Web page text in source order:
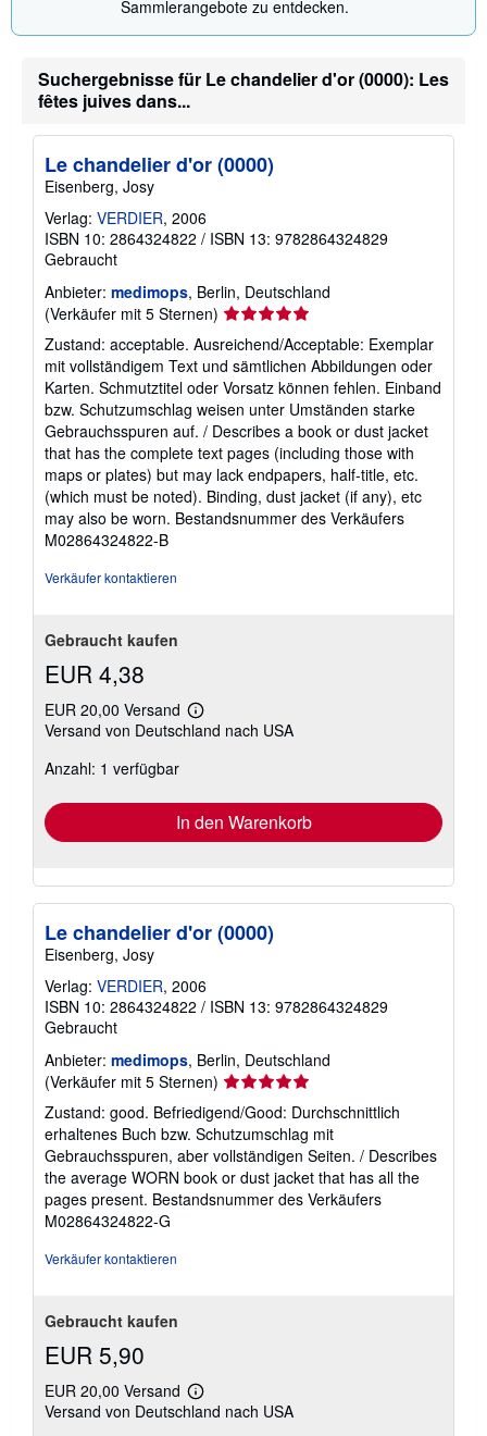
Sammlerangebote zu entdecken.
Suchergebnisse für Le chandelier d'or (0000): Les
fêtes juives dans...
Le chandelier d'or (0000)
Eisenberg, Josy
Verlag: VERDIER, 2006
ISBN 10: 2864324822 / ISBN 13: 9782864324829
Gebraucht
Anbieter: medimops, Berlin, Deutschland
(Verkäufer mit 5 Sternen) Verkäuferbewertung
von
5
Sternen
Zustand: acceptable. Ausreichend/Acceptable: Exemplar
mit vollständigem Text und sämtlichen Abbildungen oder
Karten. Schmutztitel oder Vorsatz können fehlen. Einband
bzw. Schutzumschlag weisen unter Umständen starke
Gebrauchsspuren auf. / Describes a book or dust jacket
that has the complete text pages (including those with
maps or plates) but may lack endpapers, half-title, etc.
(which must be noted). Binding, dust jacket (if any), etc
may also be worn. Bestandsnummer des Verkäufers
M02864324822-B
Verkäufer kontaktieren
Gebraucht kaufen
EUR 4,38
EUR 20,00 Versand
Weitere
Informationen
Versand von Deutschland nach USA
Anzahl: 1 verfügbar
In den Warenkorb
Le chandelier d'or (0000)
Eisenberg, Josy
Verlag: VERDIER, 2006
ISBN 10: 2864324822 / ISBN 13: 9782864324829
Gebraucht
Anbieter: medimops, Berlin, Deutschland
(Verkäufer mit 5 Sternen) Verkäuferbewertung
von
5
Sternen
Zustand: good. Befriedigend/Good: Durchschnittlich
erhaltenes Buch bzw. Schutzumschlag mit
Gebrauchsspuren, aber vollständigen Seiten. / Describes
the average WORN book or dust jacket that has all the
pages present. Bestandsnummer des Verkäufers
M02864324822-G
Verkäufer kontaktieren
Gebraucht kaufen
EUR 5,90
EUR 20,00 Versand
Weitere
Informationen
Versand von Deutschland nach USA